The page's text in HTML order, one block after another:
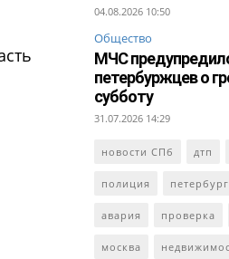
04.08.2026 10:50
Общество
МЧС
петербуржцев о
субботу
31.07.2026 14:29
новости СПб дтп
полиция петербург
авария проверка
москва